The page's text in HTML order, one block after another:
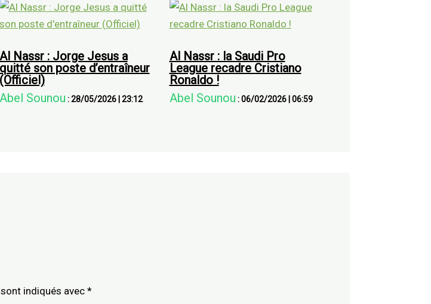
Al Nassr : Jorge Jesus a
quitté son poste d’entraîneur
(Officiel)
Abel Sounou :28/05/2026| 23:12
Al Nassr : la Saudi Pro
League recadre Cristiano
Ronaldo !
Abel Sounou :06/02/2026| 06:59
indiqués avec*